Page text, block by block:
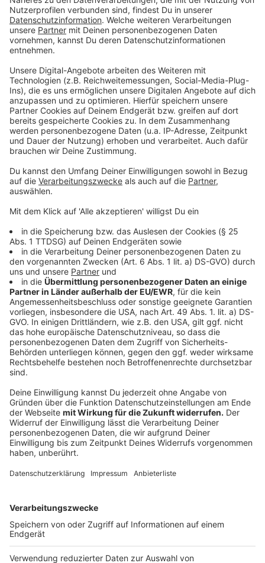
Beliebte Medien und neue Trends
Anzeige
Am häufigsten ausgeliehen wurde der Roman "Der
Nachtgänger" von Lars Kepler. Auch Hörbücher von
Hakan Nesser, John Grisham und den "Drei ???" waren
sehr gefragt. Neben Büchern und Hörbüchern
erfreuten sich Gesellschaftsspiele und
Rollenspielanleitungen wachsender Beliebtheit.
Anzeige
Weitere Infos und Links zum Thema:
Anzeige
Ausführliche Bilanz der Düsseldorfer Stadtbüchereien
Verlängerte Öffnungszeiten von Stadtteilbüchereien
am Wochenende
Angebote der Düsseldorfer Büchereien vor Ort und
online
Anzeige
Folge uns für mehr News & Updates:
Anzeige
Instagram|Facebook|WhatsApp-Kanal
Anzeige